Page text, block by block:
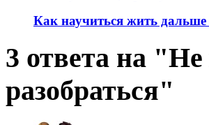
Как научиться жить дальше
3 ответа на
разобраться"